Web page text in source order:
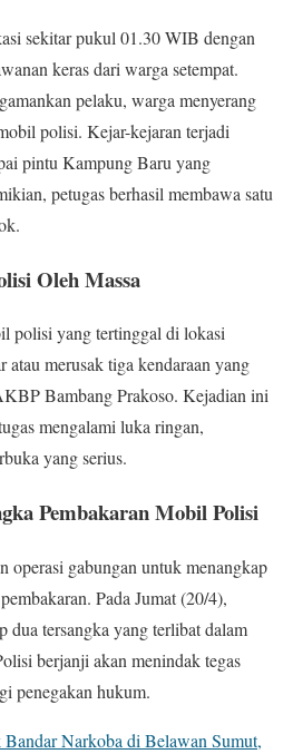
sekitar pukul 01.30 WIB dengan
keras dari warga setempat.
pelaku, warga menyerang
polisi. Kejar-kejaran terjadi
pintu Kampung Baru yang
petugas berhasil membawa satu
Oleh Massa
polisi yang tertinggal di lokasi
atau merusak tiga kendaraan yang
Bambang Prakoso. Kejadian ini
mengalami luka ringan,
yang serius.
Pembakaran Mobil Polisi
operasi gabungan untuk menangkap
Pada Jumat (20/4),
dua tersangka yang terlibat dalam
berjanji akan menindak tegas
penegakan hukum.
Narkoba di Belawan Sumut,